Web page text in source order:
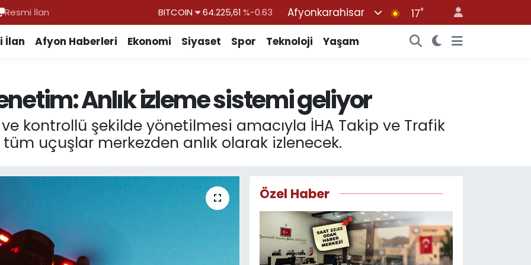
Resmi İlan DOLAR 47,7143 %0.16
BİST100
13.799%70
BITCOIN
64.225,61
Afyonkarahisar 17°
İlan Afyon Haberleri Ekonomi Siyaset Spor Teknoloji Yaşam
Anlık izleme sistemi geliyor
ve kontrollü şekilde yönetilmesi amacıyla İHA Takip ve Trafik
uçuşlar merkezden anlık olarak izlenecek.
Özel Haber